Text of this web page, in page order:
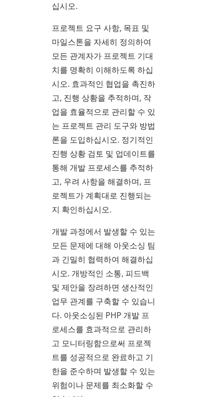
십시오.
프로젝트 요구 사항, 목표 및
마일스톤을 자세히 정의하여
모든 관계자가 프로젝트 기대
치를 명확히 이해하도록 하십
시오. 효과적인 협업을 촉진하
고, 진행 상황을 추적하며, 작
업을 효율적으로 관리할 수 있
는 프로젝트 관리 도구와 방법
론을 도입하십시오. 정기적인
진행 상황 검토 및 업데이트를
통해 개발 프로세스를 추적하
고, 우려 사항을 해결하며, 프
로젝트가 계획대로 진행되는
지 확인하십시오.
개발 과정에서 발생할 수 있는
모든 문제에 대해 아웃소싱 팀
과 긴밀히 협력하여 해결하십
시오. 개방적인 소통, 피드백
및 제안을 장려하면 생산적인
업무 관계를 구축할 수 있습니
다. 아웃소싱된 PHP 개발 프
로세스를 효과적으로 관리하
고 모니터링함으로써 프로젝
트를 성공적으로 완료하고 기
한을 준수하며 발생할 수 있는
위험이나 문제를 최소화할 수